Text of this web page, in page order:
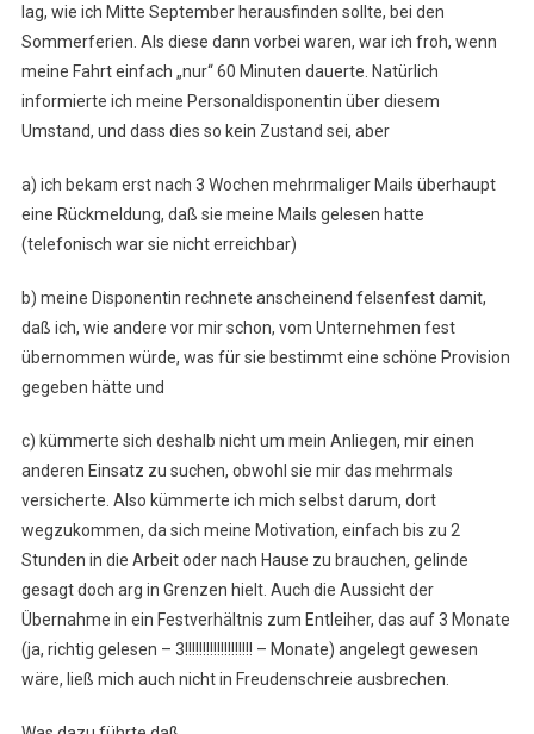
lag, wie ich Mitte September herausfinden sollte, bei den
Sommerferien. Als diese dann vorbei waren, war ich froh, wenn
meine Fahrt einfach „nur“ 60 Minuten dauerte. Natürlich
informierte ich meine Personaldisponentin über diesem
Umstand, und dass dies so kein Zustand sei, aber
a) ich bekam erst nach 3 Wochen mehrmaliger Mails überhaupt
eine Rückmeldung, daß sie meine Mails gelesen hatte
(telefonisch war sie nicht erreichbar)
b) meine Disponentin rechnete anscheinend felsenfest damit,
daß ich, wie andere vor mir schon, vom Unternehmen fest
übernommen würde, was für sie bestimmt eine schöne Provision
gegeben hätte und
c) kümmerte sich deshalb nicht um mein Anliegen, mir einen
anderen Einsatz zu suchen, obwohl sie mir das mehrmals
versicherte. Also kümmerte ich mich selbst darum, dort
wegzukommen, da sich meine Motivation, einfach bis zu 2
Stunden in die Arbeit oder nach Hause zu brauchen, gelinde
gesagt doch arg in Grenzen hielt. Auch die Aussicht der
Übernahme in ein Festverhältnis zum Entleiher, das auf 3 Monate
(ja, richtig gelesen – 3!!!!!!!!!!!!!!!!!!! – Monate) angelegt gewesen
wäre, ließ mich auch nicht in Freudenschreie ausbrechen.